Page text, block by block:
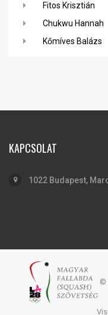
Fitos Krisztián
Chukwu Hannah
Kőmíves Balázs
KAPCSOLAT
1022 Budapest,
©